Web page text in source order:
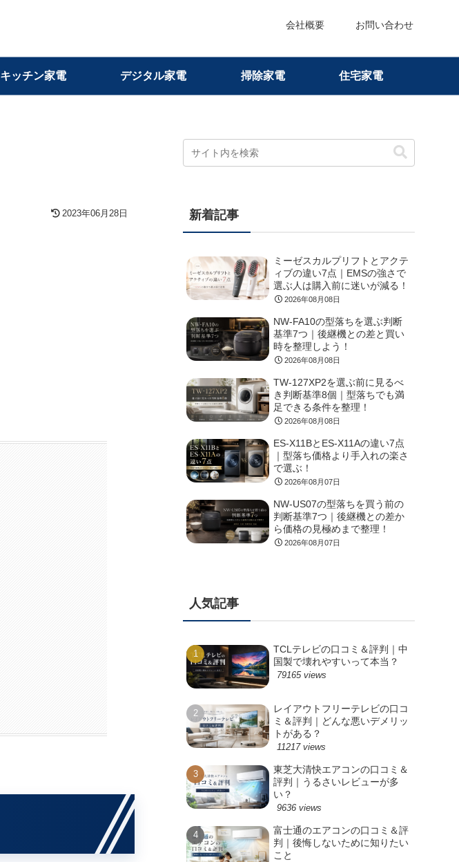
会社概要 お問い合わせ
キッチン家電 デジタル家電 掃除家電 住宅家電
2023年06月28日 新着記事
ミーゼスカルプリフトとアクテ
ィブの違い7点｜EMSの強さで
選ぶ人は購入前に迷いが減る！
2026年08月08日
NW-FA10の型落ちを選ぶ判断
基準7つ｜後継機との差と買い
時を整理しよう！
2026年08月08日
TW-127XP2を選ぶ前に見るべ
き判断基準8個｜型落ちでも満
足できる条件を整理！
2026年08月08日
ES-X11BとES-X11Aの違い7点
｜型落ち価格より手入れの楽さ
で選ぶ！
2026年08月07日
NW-US07の型落ちを買う前の
判断基準7つ｜後継機との差か
ら価格の見極めまで整理！
2026年08月07日
人気記事
TCLテレビの口コミ＆評判｜中
国製で壊れやすいって本当？
79165 views
レイアウトフリーテレビの口コ
ミ＆評判｜どんな悪いデメリッ
トがある？
11217 views
東芝大清快エアコンの口コミ＆
評判｜うるさいレビューが多
い？
9636 views
富士通のエアコンの口コミ＆評
判｜後悔しないために知りたい
こと